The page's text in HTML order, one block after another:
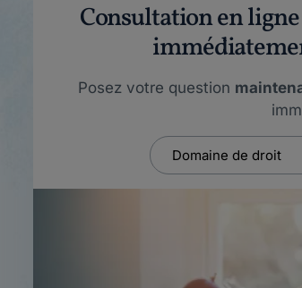
Consultation en
Posez votre question